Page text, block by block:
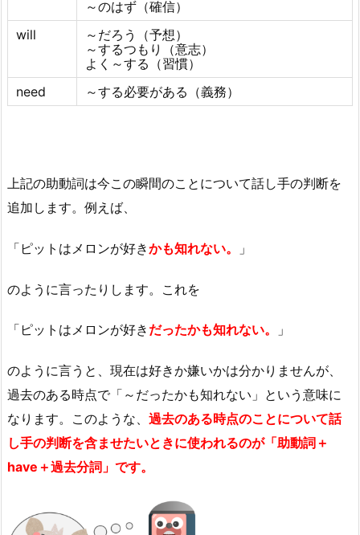
～のはず（確信）
will
～だろう（予想）
～するつもり（意志）
よく～する（習慣）
need
～する必要がある（義務）
上記の助動詞は今この瞬間のことについて話し手の判断を
追加します。例えば、
「ピットはメロンが好きかも知れない。 」
のように言ったりします。これを
「ピットはメロンが好き だったかも知れない。 」
のように言うと、現在は好きか嫌いかは分かりませんが、
過去のある時点で「～だったかも知れない」という意味に
なります。このような、 過去のある時点のことについて話
し手の判断を含ませたいときに使われるのが「助動詞＋
have＋過去分詞」です。